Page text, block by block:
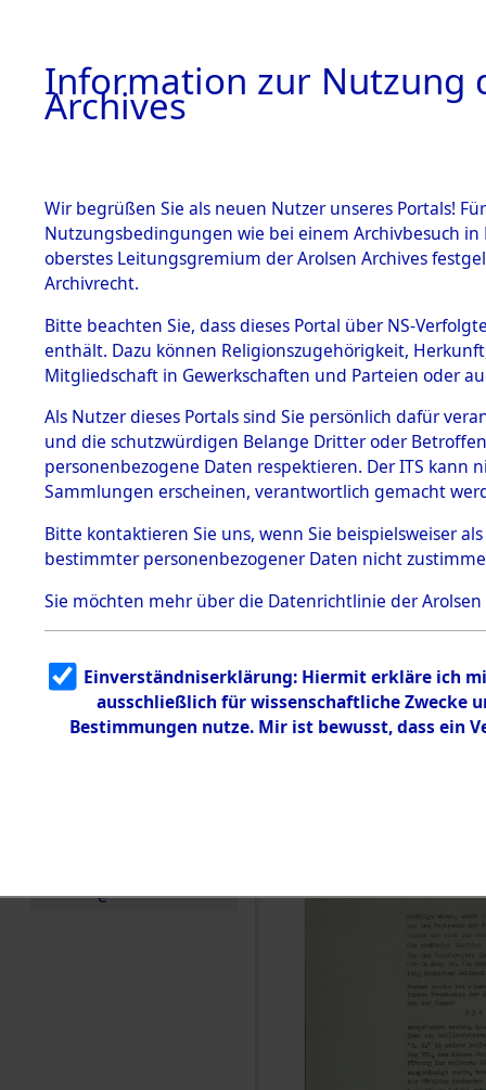
BESTÄNDE
1.
mente
5. Verschiedenes
5.3
Todesmärsche
5.3.1 Alliierte
Erhebungen
zu
Todesmärsch
en
5.3.2
g
5.3.3
Todesmärsch
e
Landkreis
und
Information zur Nutzung
Archives
Wir begrüßen Sie als neuen Nutzer unseres Portals!
Nutzungsbedingungen wie bei einem Archivbesuch
oberstes Leitungsgremium der Arolsen Archives
Archivrecht.
Bitte beachten Sie, dass dieses Portal über NS-
enthält. Dazu können Religionszugehörigkeit,
Mitgliedschaft in Gewerkschaften und Parteien oder
Als Nutzer dieses Portals sind Sie persönlich dafür
und die schutzwürdigen Belange Dritter oder
personenbezogene Daten respektieren. Der ITS
Sammlungen erscheinen, verantwortlich gemacht
Bitte kontaktieren Sie uns, wenn Sie beispielsweiser
bestimmter personenbezogener Daten nicht
Sie möchten mehr über die Datenrichtlinie der Arolsen
Einverständniserklärung: Hiermit erkläre ich
ausschließlich für wissenschaftliche Zwecke
Bestimmungen nutze. Mir ist bewusst, dass ein